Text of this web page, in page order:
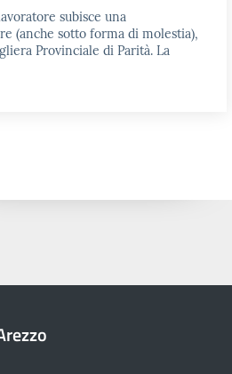
subisce una
(anche sotto forma di molestia),
Provinciale di Parità. La